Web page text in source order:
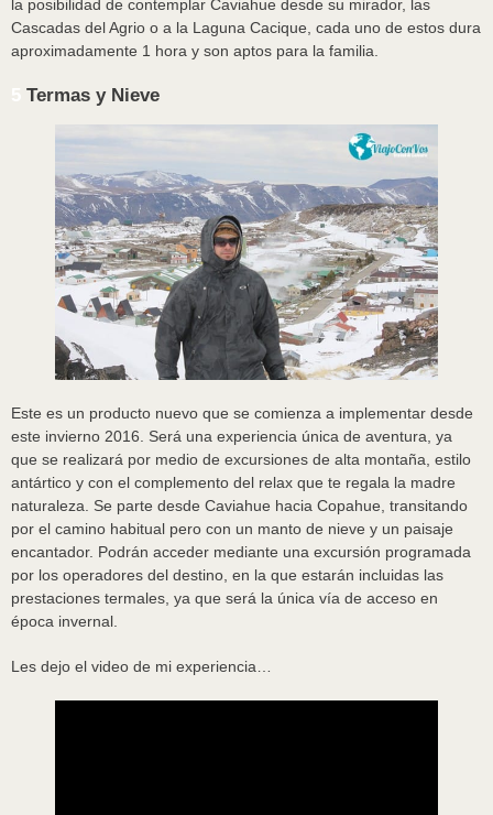
la posibilidad de contemplar Caviahue desde su mirador, las
Cascadas del Agrio o a la Laguna Cacique, cada uno de estos dura
aproximadamente 1 hora y son aptos para la familia.
Termas y Nieve
Este es un producto nuevo que se comienza a implementar desde
este invierno 2016. Será una experiencia única de aventura, ya
que se realizará por medio de excursiones de alta montaña, estilo
antártico y con el complemento del relax que te regala la madre
naturaleza. Se parte desde Caviahue hacia Copahue, transitando
por el camino habitual pero con un manto de nieve y un paisaje
encantador. Podrán acceder mediante una excursión programada
por los operadores del destino, en la que estarán incluidas las
prestaciones termales, ya que será la única vía de acceso en
época invernal.
Les dejo el video de mi experiencia…